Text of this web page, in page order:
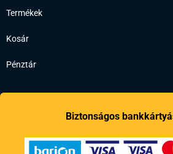
Termékek
Kosár
Pénztár
Biztonságos